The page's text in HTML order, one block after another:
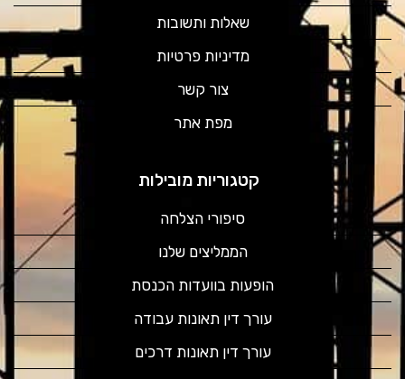
שאלות ותשובות
מדיניות פרטיות
צור קשר
מפת אתר
קטגוריות מובילות
סיפורי הצלחה
הממליצים שלנו
הופעות בוועדות הכנסת
עורך דין תאונות עבודה
עורך דין תאונות דרכים